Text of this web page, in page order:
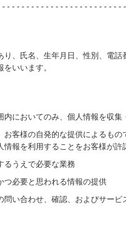
、氏名、生年月日、性別、電
いいます。
においてのみ、個人情報を収集
客様の自発的な提供によるも
報を利用することをお客様が許
るうえで必要な業務
つ必要と思われる情報の提供
問い合わせ、確認、およびサー